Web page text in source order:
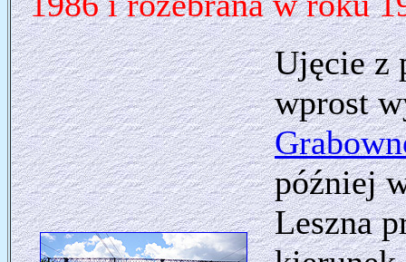
Ujęcie z
wprost
później
Leszna